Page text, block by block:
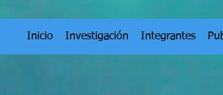
Inicio Investigación Integrantes